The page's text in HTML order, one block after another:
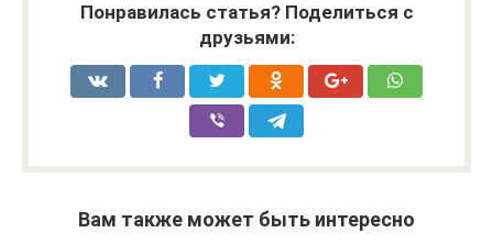
Понравилась статья? Поделиться с
друзьями:
Вам также может быть интересно